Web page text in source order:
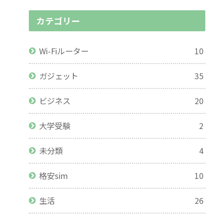
カテゴリー
Wi-Fiルーター 10
ガジェット 35
ビジネス 20
大学受験 2
未分類 4
格安sim 10
生活 26